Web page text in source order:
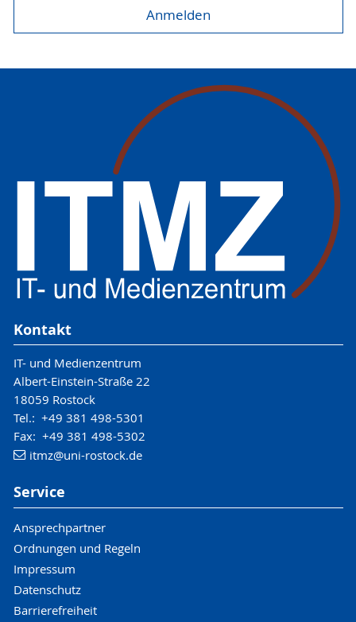
Kontakt
IT- und Medienzentrum
Albert-Einstein-Straße 22
18059 Rostock
Tel.: +49 381 498-5301
Fax: +49 381 498-5302
itmz@uni-rostock.de
Service
Ansprechpartner
Ordnungen und Regeln
Impressum
Datenschutz
Barrierefreiheit